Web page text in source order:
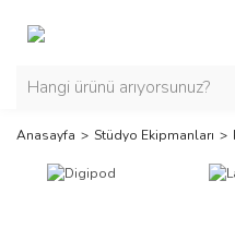
Anasayfa Stüdyo Ekipmanları